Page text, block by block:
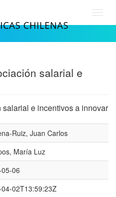
salarial e
e incentivos a innovar
Ruiz, Juan Carlos
María Luz
06
02T13:59:23Z